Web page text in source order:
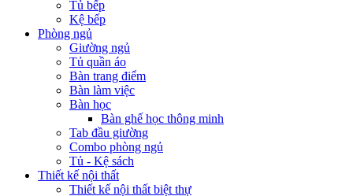
Tủ bếp
Kệ bếp
Phòng ngủ
Giường ngủ
Tủ quần áo
Bàn trang điểm
Bàn làm việc
Bàn học
Bàn ghế học thông minh
Tab đầu giường
Combo phòng ngủ
Tủ - Kệ sách
Thiết kế nội thất
Thiết kế nội thất biệt thự